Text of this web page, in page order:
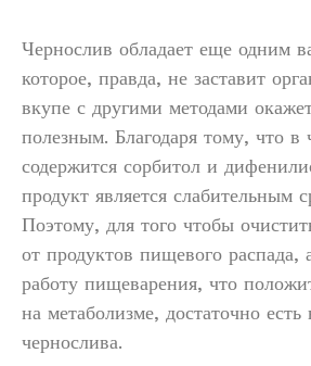
Чернослив обладает еще одним
которое, правда, не заставит
вкупе с другими методами
полезным. Благодаря тому, что в
содержится сорбитол и
продукт является слабительным
Поэтому, для того чтобы
от продуктов пищевого распада,
работу пищеварения, что
на метаболизме, достаточно
чернослива.